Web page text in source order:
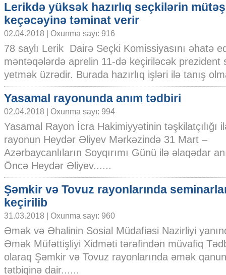
Lerikdə yüksək hazırlıq seçkilərin
keçəcəyinə təminat verir
02.04.2018 | Oxunma sayı: 916
78 saylı Lerik Dairə Seçki Komissiyasını əhatə
məntəqələrdə aprelin 11-də keçiriləcək prezident
yetmək üzrədir. Burada hazırlıq işləri ilə tanış
Yasamal rayonunda anım tədbiri
02.04.2018 | Oxunma sayı: 994
Yasamal Rayon İcra Hakimiyyətinin təşkilatçılığı
rayonun Heydər Əliyev Mərkəzində 31 Mart –
Azərbaycanlıların Soyqırımı Günü ilə əlaqədar
Öncə Heydər Əliyev......
Şəmkir və Tovuz rayonlarında
keçirilib
31.03.2018 | Oxunma sayı: 960
Əmək və Əhalinin Sosial Müdafiəsi Nazirliyi
Əmək Müfəttişliyi Xidməti tərəfindən müvafiq
olaraq Şəmkir və Tovuz rayonlarında əmək
tətbiqinə dair......